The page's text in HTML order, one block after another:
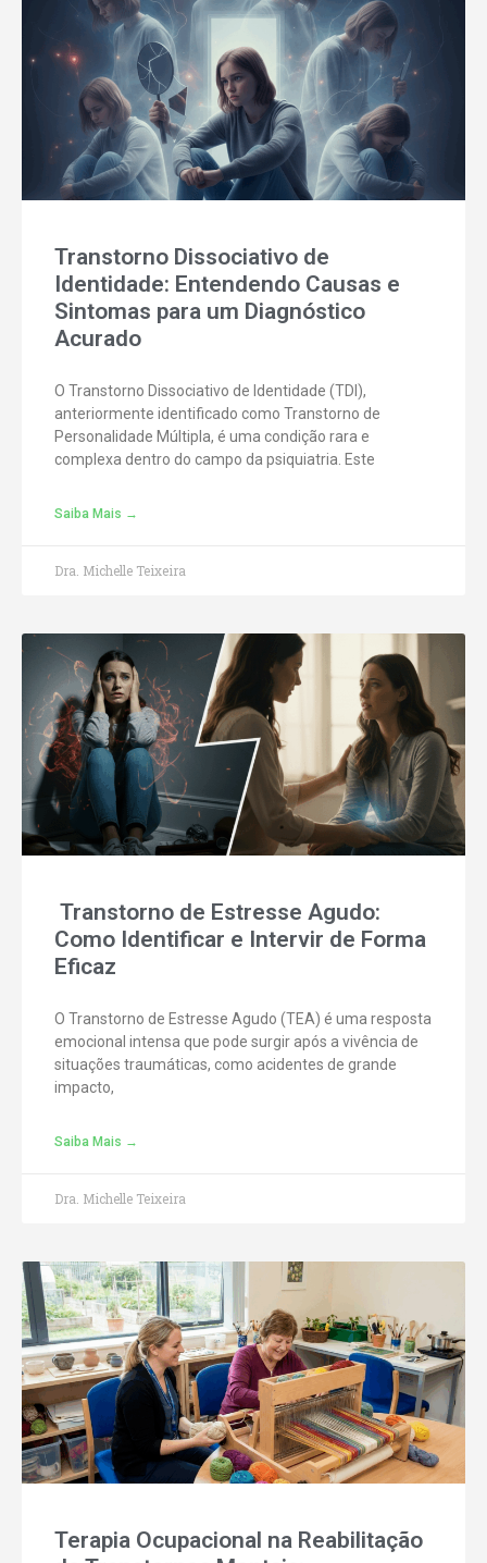
Transtorno Dissociativo de
Identidade: Entendendo Causas e
Sintomas para um Diagnóstico
Acurado
O Transtorno Dissociativo de Identidade (TDI),
anteriormente identificado como Transtorno de
Personalidade Múltipla, é uma condição rara e
complexa dentro do campo da psiquiatria. Este
Saiba Mais →
Dra. Michelle Teixeira
Transtorno de Estresse Agudo:
Como Identificar e Intervir de Forma
Eficaz
O Transtorno de Estresse Agudo (TEA) é uma resposta
emocional intensa que pode surgir após a vivência de
situações traumáticas, como acidentes de grande
impacto,
Saiba Mais →
Dra. Michelle Teixeira
Terapia Ocupacional na Reabilitação